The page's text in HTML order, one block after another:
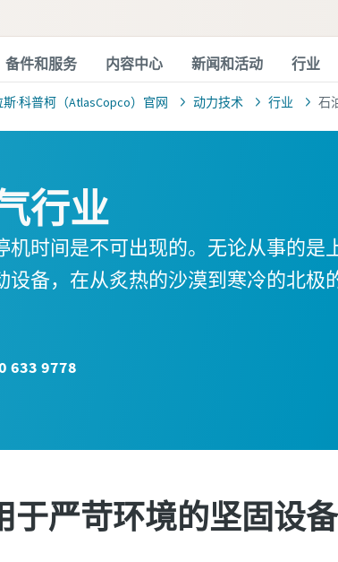
备件和服务 内容中心 新闻和活动 行业
·科普柯（AtlasCopco）官网 动力技术 行业 石
行业
机时间是不可出现的。无论从事的是
设备，在从炙热的沙漠到寒冷的北极
633 9778
于严苛环境的坚固设